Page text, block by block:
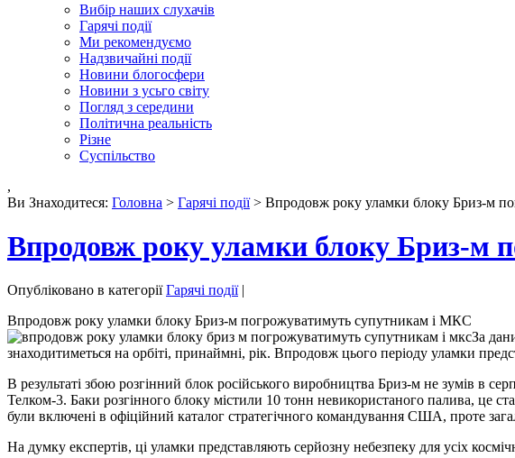
Вибір наших слухачів
Гарячі події
Ми рекомендуємо
Надзвичайні події
Новини блогосфери
Новини з усьго світу
Погляд з середини
Політична реальність
Різне
Суспільство
,
Ви Знаходитеся: Головна > Гарячі події> Впродовж року уламки блоку Бриз-м
Впродовж року уламки блоку Бриз-м
Опубліковано в категоріїГарячі події|
Впродовж року уламки блоку Бриз-м погрожуватимуть супутникам і МКС
За
знаходитиметься на орбіті, принаймні, рік. Впродовж цього періоду уламки
В результаті збою розгінний блок російського виробництва Бриз-м не зумів в
Телком-3. Баки розгінного блоку містили 10 тонн невикористаного палива, це
були включені в офіційний каталог стратегічного командування США, проте
На думку експертів, ці уламки представляють серйозну небезпеку для усіх